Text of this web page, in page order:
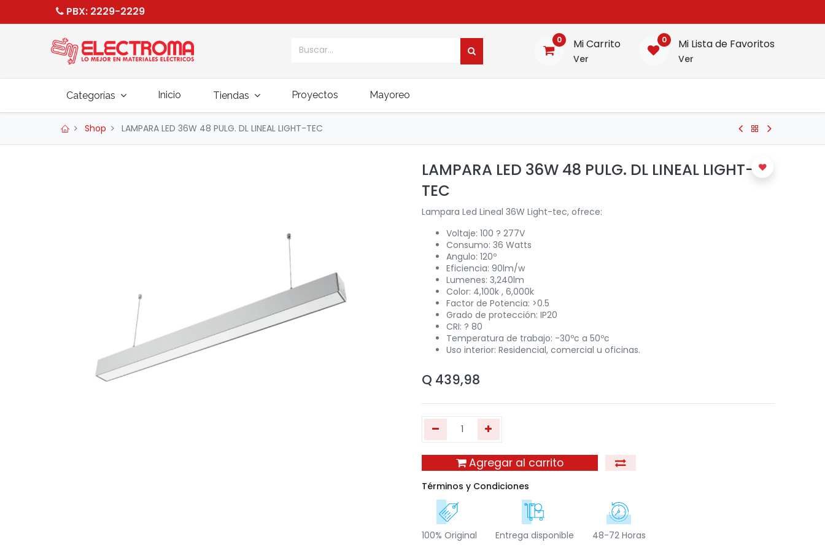
PBX: 2229-2229
0 Mi Carrito
Ver
0 Mi Lista de Favoritos
Ver
Categorías Inicio Tiendas Proyectos Mayoreo
Shop LAMPARA LED 36W 48 PULG. DL LINEAL LIGHT-TEC
LAMPARA LED 36W 48 PULG. DL LINEAL LIGHT-
TEC
Lampara Led Lineal 36W Light-tec, ofrece:
Voltaje: 100 ? 277V
Consumo: 36 Watts
Angulo: 120º
Eficiencia: 90lm/w
Lumenes: 3,240lm
Color: 4,100k , 6,000k
Factor de Potencia: >0.5
Grado de protección: IP20
CRI: ? 80
Temperatura de trabajo: -30ºc a 50ºc
Uso interior: Residencial, comercial u oficinas.
Q 439,98
Agregar al carrito
Términos y Condiciones
100% Original Entrega disponible 48-72 Horas